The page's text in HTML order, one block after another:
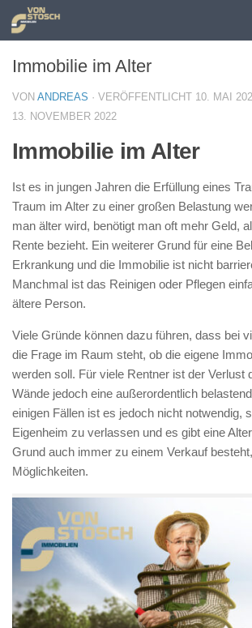
Zum Inhalt springen
Immobilie im Alter
VON ANDREAS · VERÖFFENTLICHT 10. MAI
13. NOVEMBER 2022
Immobilie im Alter
Ist es in jungen Jahren die Erfüllung eines
Traum im Alter zu einer großen Belastung
man älter wird, benötigt man oft mehr Geld,
Rente bezieht. Ein weiterer Grund für eine
Erkrankung und die Immobilie ist nicht
Manchmal ist das Reinigen oder Pflegen
ältere Person.
Viele Gründe können dazu führen, dass bei
die Frage im Raum steht, ob die eigene
werden soll. Für viele Rentner ist der Verlust
Wände jedoch eine außerordentlich
einigen Fällen ist es jedoch nicht notwendig,
Eigenheim zu verlassen und es gibt eine
Grund auch immer zu einem Verkauf
Möglichkeiten.